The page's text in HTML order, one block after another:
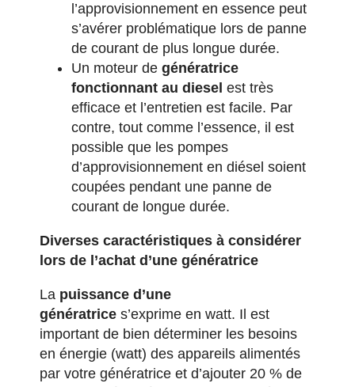
l’approvisionnement en essence peut
s’avérer problématique lors de panne
de courant de plus longue durée.
Un moteur de génératrice
fonctionnant au diesel est très
efficace et l’entretien est facile. Par
contre, tout comme l’essence, il est
possible que les pompes
d’approvisionnement en diésel soient
coupées pendant une panne de
courant de longue durée.
Diverses caractéristiques à considérer
lors de l’achat d’une génératrice
La puissance d’une
génératrice s’exprime en watt. Il est
important de bien déterminer les besoins
en énergie (watt) des appareils alimentés
par votre génératrice et d’ajouter 20 % de